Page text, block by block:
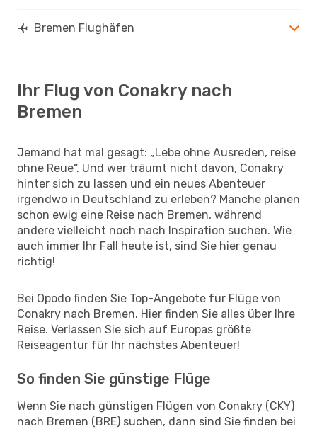
Bremen Flughäfen
Ihr Flug von Conakry nach
Bremen
Jemand hat mal gesagt: „Lebe ohne Ausreden, reise
ohne Reue“. Und wer träumt nicht davon, Conakry
hinter sich zu lassen und ein neues Abenteuer
irgendwo in Deutschland zu erleben? Manche planen
schon ewig eine Reise nach Bremen, während
andere vielleicht noch nach Inspiration suchen. Wie
auch immer Ihr Fall heute ist, sind Sie hier genau
richtig!
Bei Opodo finden Sie Top-Angebote für Flüge von
Conakry nach Bremen. Hier finden Sie alles über Ihre
Reise. Verlassen Sie sich auf Europas größte
Reiseagentur für Ihr nächstes Abenteuer!
So finden Sie günstige Flüge
Wenn Sie nach günstigen Flügen von Conakry (CKY)
nach Bremen (BRE) suchen, dann sind Sie finden bei